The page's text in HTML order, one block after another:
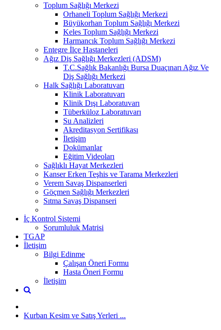
Toplum Sağlığı Merkezi
Orhaneli Toplum Sağlığı Merkezi
Büyükorhan Toplum Sağlığı Merkezi
Keles Toplum Sağlığı Merkezi
Harmancık Toplum Sağlığı Merkezi
Entegre İlçe Hastaneleri
Ağız Diş Sağlığı Merkezleri (ADSM)
T.C.Sağlık Bakanlığı Bursa Duaçınarı Ağız Ve
Diş Sağlığı Merkezi
Halk Sağlığı Laboratuvarı
Klinik Laboratuvarı
Klinik Dışı Laboratuvarı
Tüberküloz Laboratuvarı
Su Analizleri
Akreditasyon Sertifikası
İletişim
Dokümanlar
Eğitim Videoları
Sağlıklı Hayat Merkezleri
Kanser Erken Teşhis ve Tarama Merkezleri
Verem Savaş Dispanserleri
Göçmen Sağlığı Merkezleri
Sıtma Savaş Dispanseri
İç Kontrol Sistemi
Sorumluluk Matrisi
TGAP
İletişim
Bilgi Edinme
Çalışan Öneri Formu
Hasta Öneri Formu
İletişim
Kurban Kesim ve Satış Yerleri ...